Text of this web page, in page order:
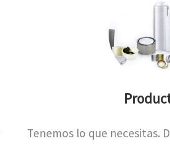
Tenemos lo que necesitas.